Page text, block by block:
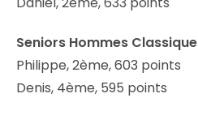
Seniors Hommes Classique
Philippe, 2ème, 603 points
Denis, 4ème, 595 points